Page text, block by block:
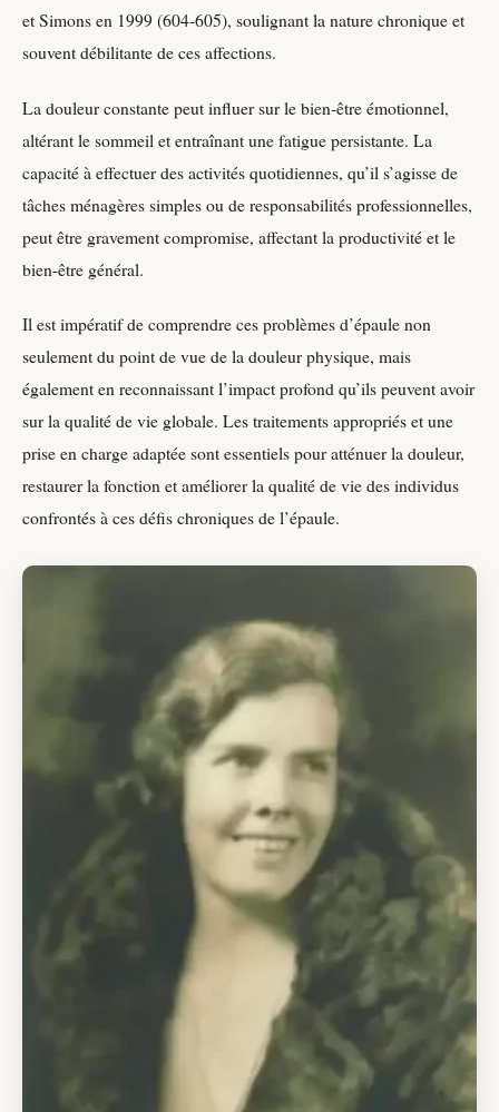
et Simons en 1999 (604-605), soulignant la nature chronique et
souvent débilitante de ces affections.
La douleur constante peut influer sur le bien-être émotionnel,
altérant le sommeil et entraînant une fatigue persistante. La
capacité à effectuer des activités quotidiennes, qu’il s’agisse de
tâches ménagères simples ou de responsabilités professionnelles,
peut être gravement compromise, affectant la productivité et le
bien-être général.
Il est impératif de comprendre ces problèmes d’épaule non
seulement du point de vue de la douleur physique, mais
également en reconnaissant l’impact profond qu’ils peuvent avoir
sur la qualité de vie globale. Les traitements appropriés et une
prise en charge adaptée sont essentiels pour atténuer la douleur,
restaurer la fonction et améliorer la qualité de vie des individus
confrontés à ces défis chroniques de l’épaule.